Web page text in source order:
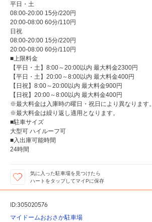
平日・土
08:00-20:00 15分/220円
20:00-08:00 60分/110円
日祝
08:00-20:00 15分/220円
20:00-08:00 60分/110円
■上限料金
【平日・土】8:00～20:00以内 最大料金2300円
【平日・土】20:00～8:00以内 最大料金400円
【日祝】8:00～20:00以内 最大料金900円
【日祝】20:00～8:00以内 最大料金400円
※最大料金は入庫時の曜日・祝日により異なります。
※最大料金は繰り返し適用となります。
■駐車サイズ
大型可 ハイルーフ可
■入出庫可能時間
24時間
気に入った駐車場を見つけたら
ハートをタップしてマイPに保存
ID:305020576
マイドームおおさか駐車場